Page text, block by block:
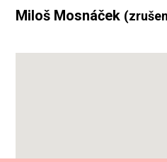
Miloš Mosnáček